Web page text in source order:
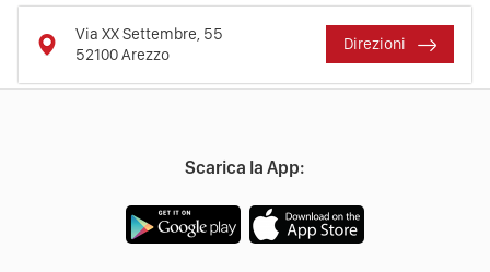
Via XX Settembre, 55
52100Arezzo
Direzioni
Scarica la App: